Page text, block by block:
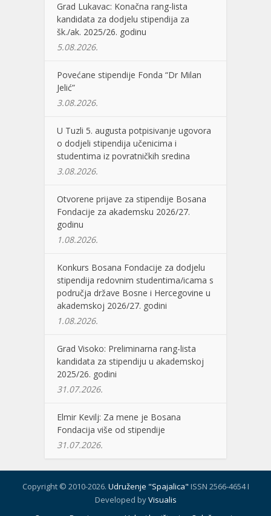
Grad Lukavac: Konačna rang-lista
kandidata za dodjelu stipendija za
šk./ak. 2025/26. godinu
5.08.2026.
Povećane stipendije Fonda “Dr Milan
Jelić”
3.08.2026.
U Tuzli 5. augusta potpisivanje ugovora
o dodjeli stipendija učenicima i
studentima iz povratničkih sredina
3.08.2026.
Otvorene prijave za stipendije Bosana
Fondacije za akademsku 2026/27.
godinu
1.08.2026.
Konkurs Bosana Fondacije za dodjelu
stipendija redovnim studentima/icama s
područja države Bosne i Hercegovine u
akademskoj 2026/27. godini
1.08.2026.
Grad Visoko: Preliminarna rang-lista
kandidata za stipendiju u akademskoj
2025/26. godini
31.07.2026.
Elmir Kevilj: Za mene je Bosana
Fondacija više od stipendije
31.07.2026.
Copyright © 2010-2026. Udruženje "Spajalica" ISSN 2566-4654 I
Developed byVisualis